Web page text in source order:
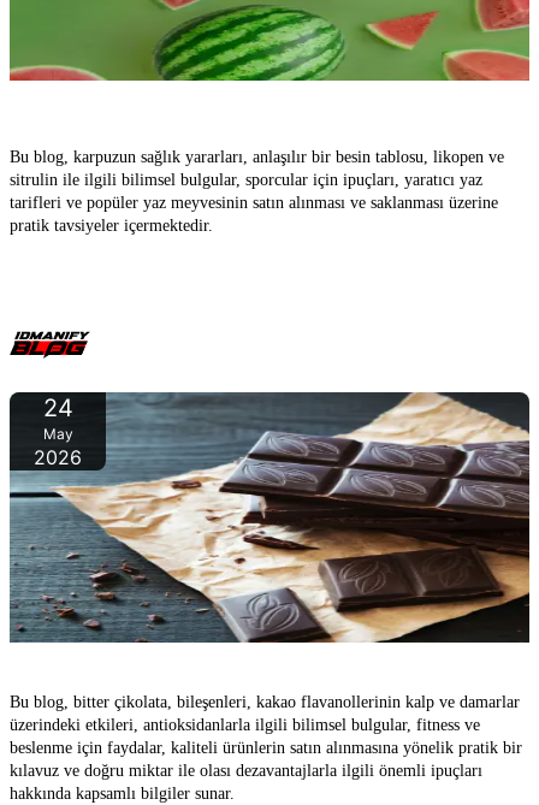
Bu blog, karpuzun sağlık yararları, anlaşılır bir besin tablosu, likopen ve
sitrulin ile ilgili bilimsel bulgular, sporcular için ipuçları, yaratıcı yaz
tarifleri ve popüler yaz meyvesinin satın alınması ve saklanması üzerine
pratik tavsiyeler içermektedir.
24
May
2026
Bu blog, bitter çikolata, bileşenleri, kakao flavanollerinin kalp ve damarlar
üzerindeki etkileri, antioksidanlarla ilgili bilimsel bulgular, fitness ve
beslenme için faydalar, kaliteli ürünlerin satın alınmasına yönelik pratik bir
kılavuz ve doğru miktar ile olası dezavantajlarla ilgili önemli ipuçları
hakkında kapsamlı bilgiler sunar.